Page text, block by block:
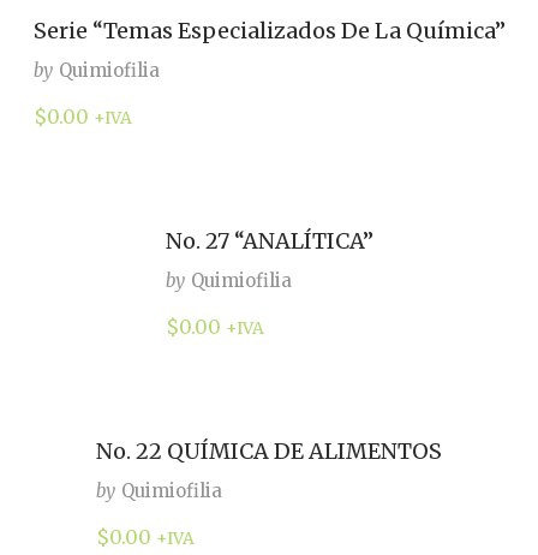
Serie “Temas Especializados De La Química”
by Quimiofilia
$0.00 +IVA
No. 27 “ANALÍTICA”
by Quimiofilia
$0.00 +IVA
No. 22 QUÍMICA DE ALIMENTOS
by Quimiofilia
$0.00 +IVA